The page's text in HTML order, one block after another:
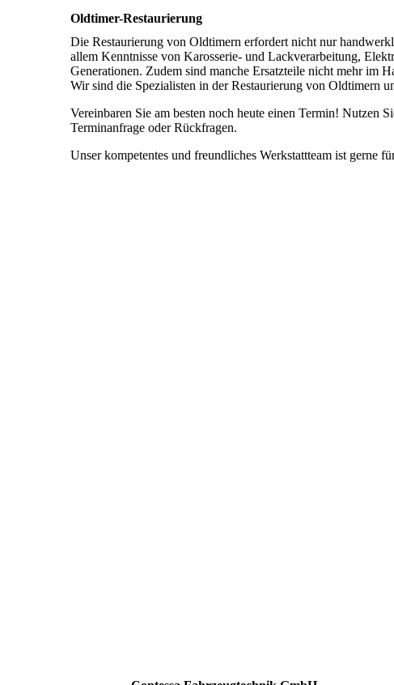
Oldtimer-Restaurierung
Die Restaurierung von Oldtimern erfordert nicht nur
allem Kenntnisse von Karosserie- und Lackverarbeitung,
Generationen. Zudem sind manche Ersatzteile nicht mehr im
Wir sind die Spezialisten in der Restaurierung von Oldtimern
Vereinbaren Sie am besten noch heute einen Termin! Nutzen
Terminanfrage oder Rückfragen.
Unser kompetentes und freundliches Werkstattteam ist gerne